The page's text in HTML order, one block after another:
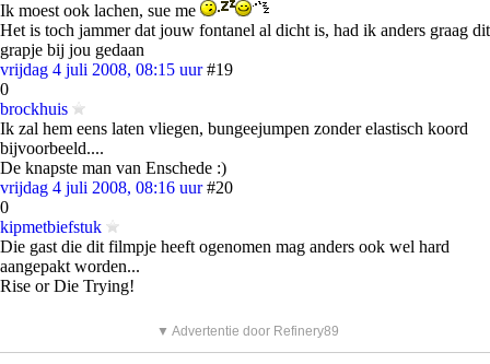
Ik moest ook lachen, sue me
Het is toch jammer dat jouw fontanel al dicht is, had ik anders graag dit
grapje bij jou gedaan
vrijdag 4 juli 2008, 08:15 uur #19
0
brockhuis
Ik zal hem eens laten vliegen, bungeejumpen zonder elastisch koord
bijvoorbeeld....
De knapste man van Enschede :)
vrijdag 4 juli 2008, 08:16 uur #20
0
kipmetbiefstuk
Die gast die dit filmpje heeft ogenomen mag anders ook wel hard
aangepakt worden...
Rise or Die Trying!
▼ Advertentie door Refinery89